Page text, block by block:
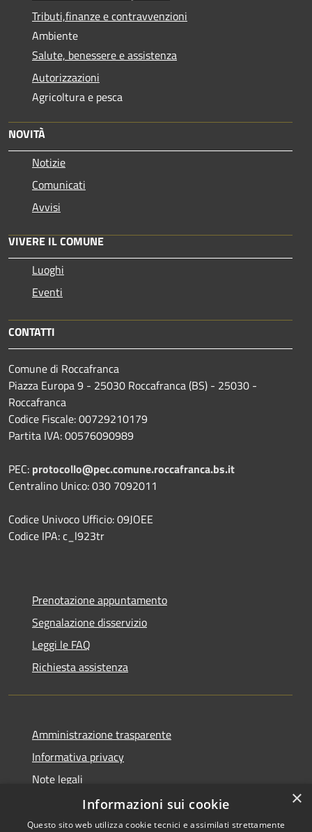
Tributi,finanze e contravvenzioni
Ambiente
Salute, benessere e assistenza
Autorizzazioni
Agricoltura e pesca
NOVITÀ
Notizie
Comunicati
Avvisi
VIVERE IL COMUNE
Luoghi
Eventi
CONTATTI
Comune di Roccafranca
Piazza Europa 9 - 25030 Roccafranca (BS) - 25030 -
Roccafranca
Codice Fiscale: 00729210179
Partita IVA: 00576090989
PEC: protocollo@pec.comune.roccafranca.bs.it
Centralino Unico: 030 7092011
Codice Univoco Ufficio: 09JOEE
Codice IPA: c_l923tr
Prenotazione appuntamento
Segnalazione disservizio
Leggi le FAQ
Richiesta assistenza
Amministrazione trasparente
Informativa privacy
Note legali
Dichiarazione di accessibilità
×
Informazioni sui cookie
Questo sito web utilizza cookie tecnici e assimilati strettamente